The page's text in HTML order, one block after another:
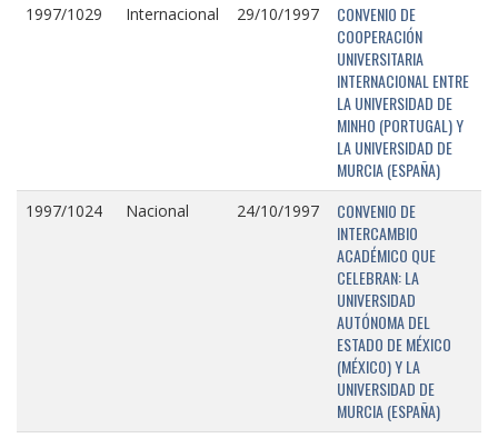
1997/1029 Internacional 29/10/1997
CONVENIO DE
COOPERACIÓN
UNIVERSITARIA
INTERNACIONAL ENTRE
LA UNIVERSIDAD DE
MINHO (PORTUGAL) Y
LA UNIVERSIDAD DE
MURCIA (ESPAÑA)
1997/1024 Nacional 24/10/1997
CONVENIO DE
INTERCAMBIO
ACADÉMICO QUE
CELEBRAN: LA
UNIVERSIDAD
AUTÓNOMA DEL
ESTADO DE MÉXICO
(MÉXICO) Y LA
UNIVERSIDAD DE
MURCIA (ESPAÑA)